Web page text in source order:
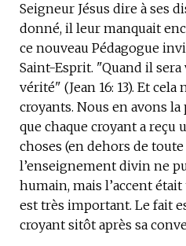
Seigneur Jésus dire à ses
donné, il leur manquait
ce nouveau Pédagogue
Saint-Esprit. "Quand il
vérité" (Jean 16: 13). Et
croyants. Nous en avons la
que chaque croyant a
choses (en dehors de
l’enseignement divin ne
humain, mais l’accent
est très important. Le fait
croyant sitôt après sa